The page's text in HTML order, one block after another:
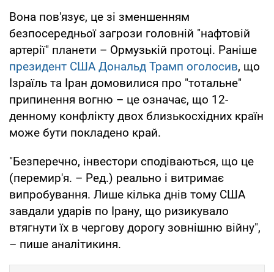
Вона пов'язує, це зі зменшенням
безпосередньої загрози головній "нафтовій
артерії" планети – Ормузькій протоці. Раніше
президент США Дональд Трамп оголосив, що
Ізраїль та Іран домовилися про "тотальне"
припинення вогню – це означає, що 12-
денному конфлікту двох близькосхідних країн
може бути покладено край.
"Безперечно, інвестори сподіваються, що це
(перемир'я. – Ред.) реально і витримає
випробування. Лише кілька днів тому США
завдали ударів по Ірану, що ризикувало
втягнути їх в чергову дорогу зовнішню війну",
– пише аналітикиня.